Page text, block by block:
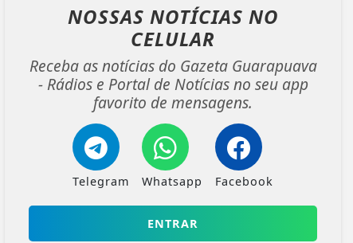
NOSSAS NOTÍCIAS NO
CELULAR
Receba as notícias do Gazeta Guarapuava
- Rádios e Portal de Notícias no seu app
favorito de mensagens.
Telegram Whatsapp Facebook
ENTRAR